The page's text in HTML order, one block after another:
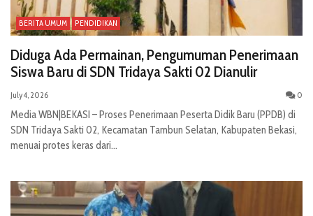
BERITA UMUM PENDIDIKAN
Diduga Ada Permainan, Pengumuman Penerimaan
Siswa Baru di SDN Tridaya Sakti 02 Dianulir
July 4, 2026 0
Media WBN|BEKASI – Proses Penerimaan Peserta Didik Baru (PPDB) di
SDN Tridaya Sakti 02, Kecamatan Tambun Selatan, Kabupaten Bekasi,
menuai protes keras dari...